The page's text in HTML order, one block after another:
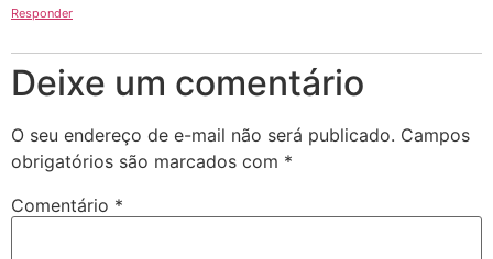
Responder
Deixe um comentário
O seu endereço de e-mail não será publicado. Campos
obrigatórios são marcados com *
Comentário *